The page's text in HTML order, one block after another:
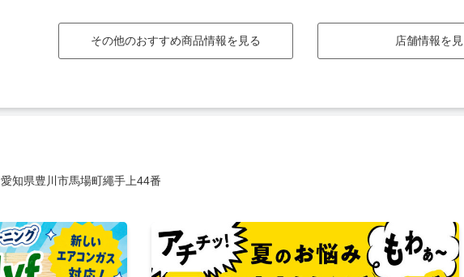
その他のおすすめ商品情報を見る 店舗情報を
愛知県豊川市馬場町繩手上44番